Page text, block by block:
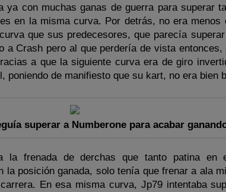
ya con muchas ganas de guerra para superar
en la misma curva. Por detrás, no era menos
que sus predecesores, que parecía
a Crash pero al que perdería de vista
a que la siguiente curva era de giro
poniendo de manifiesto que su kart, no era bien
superar a Numberone para acabar
la frenada de derchas que tanto patina en
la posición ganada, solo tenía que frenar a ala
En esa misma curva, Jp79 intentaba